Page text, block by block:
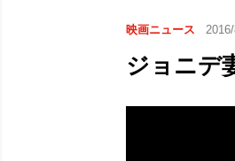
映画ニュース
ジョニデ